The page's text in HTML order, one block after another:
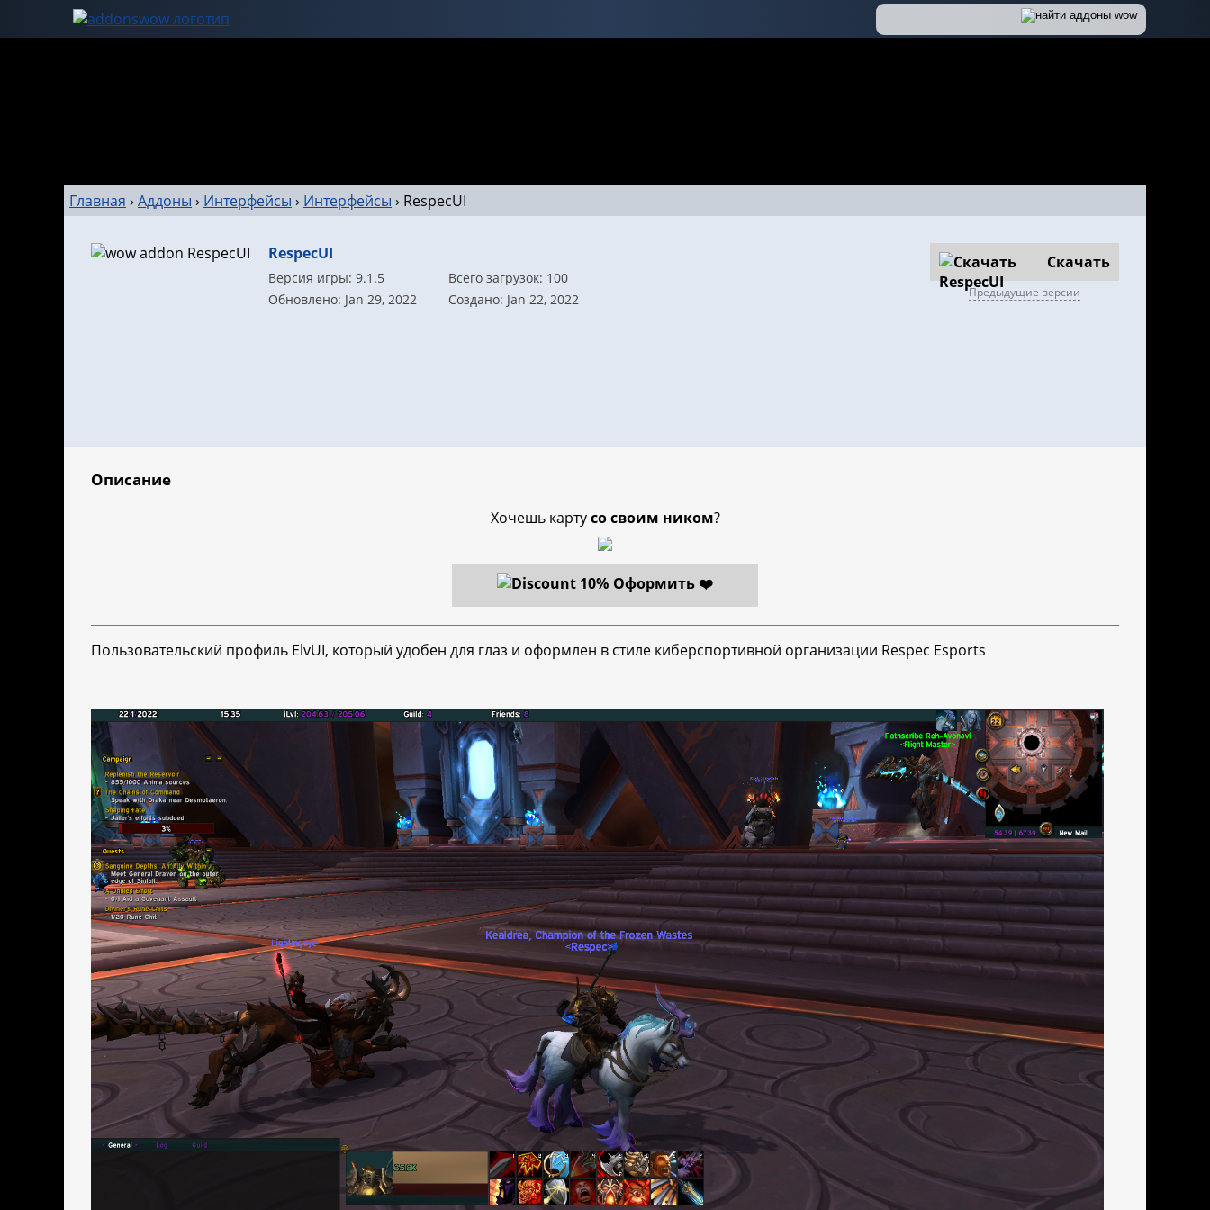
Главная › Аддоны › Интерфейсы › Интерфейсы › RespecUI
RespecUI
Версия игры: 9.1.5
Всего загрузок: 100
Обновлено: Jan 29, 2022
Создано: Jan 22, 2022
Скачать
Предыдущие версии
Описание
Хочешь картусо своим ником?
Оформить ❤️
Пользовательский профиль ElvUI, который удобен для глаз и оформлен в стиле киберспортивной организации Respec Esports